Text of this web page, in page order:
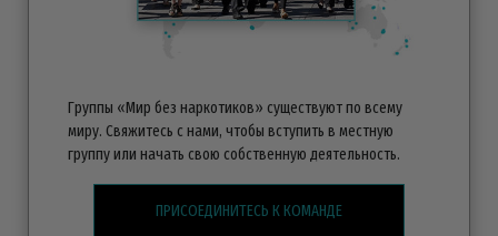
Группы «Мир без наркотиков» существуют по всему
миру. Свяжитесь с нами, чтобы вступить в местную
группу или начать свою собственную деятельность.
ПРИСОЕДИНИТЕСЬ К КОМАНДЕ